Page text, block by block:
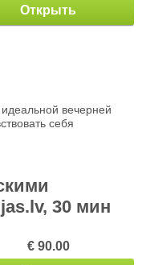
Открыть
вечерней
себя
30 мин
€ 90.00